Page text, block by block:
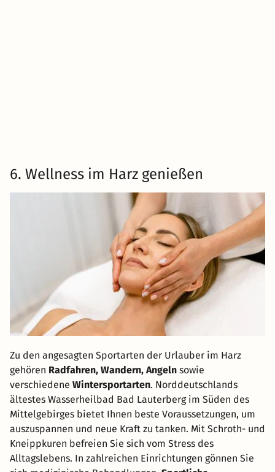
6. Wellness im Harz genießen
Zu den angesagten Sportarten der Urlauber im Harz
gehören Radfahren, Wandern, Angeln sowie
verschiedene Wintersportarten. Norddeutschlands
ältestes Wasserheilbad Bad Lauterberg im Süden des
Mittelgebirges bietet Ihnen beste Voraussetzungen, um
auszuspannen und neue Kraft zu tanken. Mit Schroth- und
Kneippkuren befreien Sie sich vom Stress des
Alltagslebens. In zahlreichen Einrichtungen gönnen Sie